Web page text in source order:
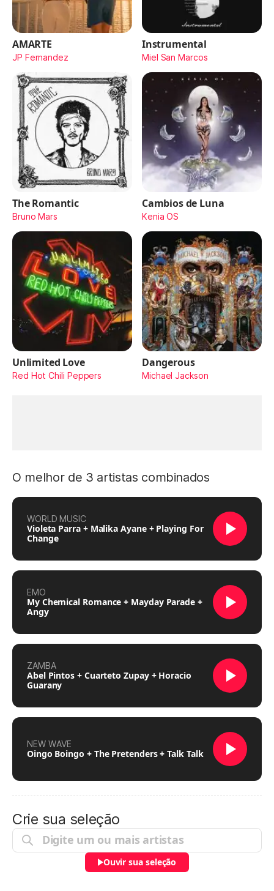
AMARTE
JP Fernandez
Instrumental
Miel San Marcos
The Romantic
Bruno Mars
Cambios de Luna
Kenia OS
Unlimited Love
Red Hot Chili Peppers
Dangerous
Michael Jackson
O melhor de 3 artistas combinados
WORLD MUSIC
Violeta Parra + Malika Ayane + Playing For
Change
EMO
My Chemical Romance + Mayday Parade +
Angy
ZAMBA
Abel Pintos + Cuarteto Zupay + Horacio
Guarany
NEW WAVE
Oingo Boingo + The Pretenders + Talk Talk
Crie sua seleção
Ouvir sua seleção